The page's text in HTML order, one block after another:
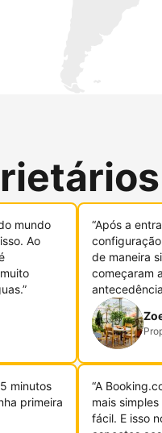
mundo
Ao
“Após a
de maneira
começaram
minutos
primeira
“A
mais
fácil. E isso